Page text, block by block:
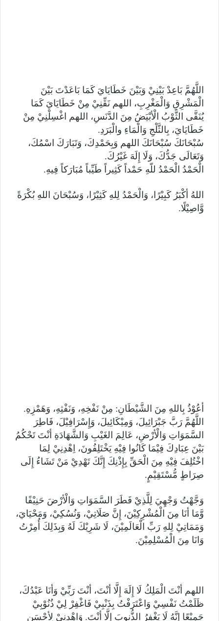
اللَّهُمَّ بَاعِدْ بَيْنِيْ وَبَيْنَ خَطَايَايَ كَمَا بَاعَدْتَ بَيْنَ
الْمَشْرِقِ وَالْمَغْرِبِ، اللهم نَقِّنِيْ مِنْ خَطَايَايَ كَمَا
يُنَقَّى الثَّوْبُ الْأبْيَضُ مِنَ الدَّنَسِ، اللهم اغْسِلْنِيْ مِنْ
خَطَايَايَ، بِالثَّلْجِ وَالْمَاءِ والْبَرَدِ.
سُبْحَانَكَ سُبْحَانَكَ اللهم وَبِحَمْدِكَ، وَتَبَارَكَ اسْمُكَ،
وَتَعَالَى جَدُّكَ، وَلَا إِلَهَ غَيْرُكَ.
الْحَمْدُ الْحَمْدُ للّهِ حَمْداً كَثِيراً طَيِّباً مُبَارَكاً فِيهِ.
اللهُ أكْبَرُ كَبِيْرًا، وَالْحَمْدُ لِلهِ كَثِيْرًا، وَسُبْحَانَ اللهِ بُكْرَةً
وَّاصِيْلًا.
أعُوْذُ بِاللهِ مِنَ الشَّيْطَانِ: مِنْ نَفْخِهِ، وَنَفْثِهِ، وَهَمْزِهِ.
اللَّهُمَّ رَبَّ جَبْرَائِيلَ، وَمِيْكَائِيلَ، وَإِسْرَافِيْلَ، فَاطِرَ
السَّمَوَاتِ وَالْأرْضِ، عَالِمَ الغَيْبِ وَالشَّهَادَةِ أنْتَ تَحْكُمُ
بَيْنَ عِبَادِكَ فِيْمَا كَانُوا فِيْهِ يَخْتَلِفُونَ، اِهْدِنِيْ لِمَا
اخْتُلِفَ فِيْهِ مِنَ الْحَقِّ بِإِذْنِكَ إِنَّكَ تَهْدِيْ مَنْ تَشَاءُ إِلَى
صِرَاطٍ مُّسْتَقِيْمٍ.
وَجَّهْتُ وَجْهِيَ لِلَّذِيْ فَطَرَ السَّمَوَاتِ وَالْأرْضَ حَنِيْفًا
وَّمَا أنَا مِنَ الْمُشْرِكِيْنَ، إِنَّ صَلَاتِيْ، وَنُسُكِيْ، وَمَحْيَايَ،
وَمَمَاتِيْ لِلهِ رَبِّ الْعَالَمِيْنَ، لَا شَرِيْكَ لَهُ وَبِذَلِكَ أُمِرْتُ
وَانَا مِنَ الْمُسْلِمِيْنَ.
اللهم أنْتَ الْمَلِكُ لَا إِلَهَ إِلَّا أنْتَ، أنْتَ رَبِّيْ وَأنَا عَبْدُكَ،
ظَلَمْتُ نَفْسِيْ وَاعْتَرَفْتُ بِذَنْبِيْ فَاغْفِرْ لِيْ ذُنُوْبِيْ
جَمِيْعًا إِنَّهُ لَا يَغْفِرُ الذُّنوبَ إِلَّا أنْتَ. وَاهْدِنِيْ لِأحْسَنِ